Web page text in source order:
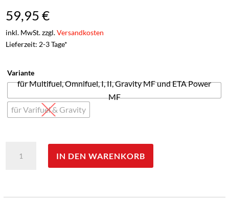
59,95€
inkl. MwSt. zzgl.Versandkosten
Lieferzeit: 2-3 Tage*
Variante
für Multifuel, Omnifuel, I, II, Gravity MF und ETA Power
MF
für Varifuel & Gravity
BrennstoffpumpeIN DEN WARENKORB